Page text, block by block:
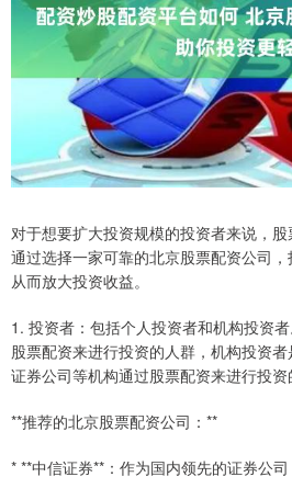
对于想要扩大投资规模的投资者来说，股
通过选择一家可靠的北京股票配资公司，
从而放大投资收益。
1. 投资者：包括个人投资者和机构投资
股票配资来进行投资的人群，机构投资者
证券公司等机构通过股票配资来进行投资
**推荐的北京股票配资公司：**
* **中信证券**：作为国内领先的证券公